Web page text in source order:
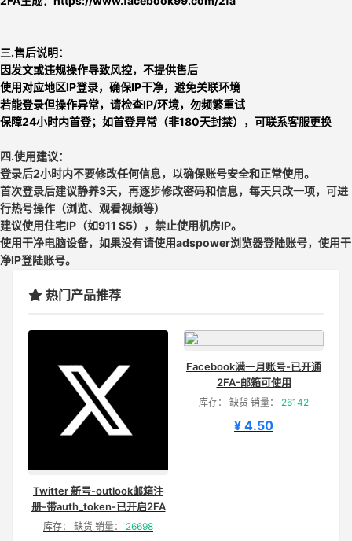
三.售后说明：
因发文或违规操作导致风控，不提供售后
使用对应地区IP登录，确保IP干净，避免关联环境
若能登录但操作异常，请检查IP/环境，勿频繁重试
保障24小时内首登；如首登异常（非180天封禁），可联系客服更换
四.使用建议：
登录后2小时内不要修改任何信息，以确保账号安全和正常使用。
首次登录后建议静养3天，再逐步修改密码和信息，每天只改一项， 可进
行热号操作（浏览、观看视频等）
建议使用住宅IP（如911 S5），禁止使用机房IP。
使用干净电脑设备，如果没有请使用adspower浏览器登陆账号，使用干
净IP登陆账号。
热门产品推荐
Twitter 新号-outlook邮箱注
册-带auth_token-已开启2FA
库存： 缺货 销量： 26698
Facebook满一月账号-已开通
2FA-邮箱可使用
库存： 缺货 销量： 26142
¥ 4.50